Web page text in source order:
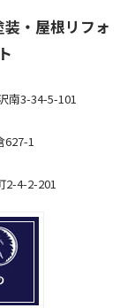
・屋根リフォ
南3-34-5-101
627-1
2-4-2-201